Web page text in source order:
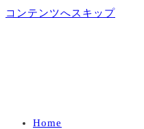
コンテンツへスキップ
Home